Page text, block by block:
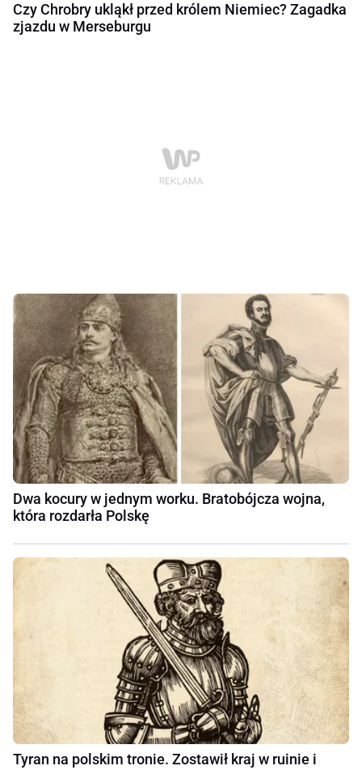
Czy Chrobry ukląkł przed królem Niemiec? Zagadka
zjazdu w Merseburgu
Dwa kocury w jednym worku. Bratobójcza wojna,
która rozdarła Polskę
Tyran na polskim tronie. Zostawił kraj w ruinie i